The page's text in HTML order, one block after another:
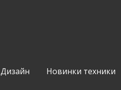
Дизайн Новинки техники